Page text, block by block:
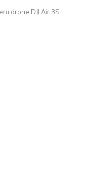
drone DJI Air 3S.